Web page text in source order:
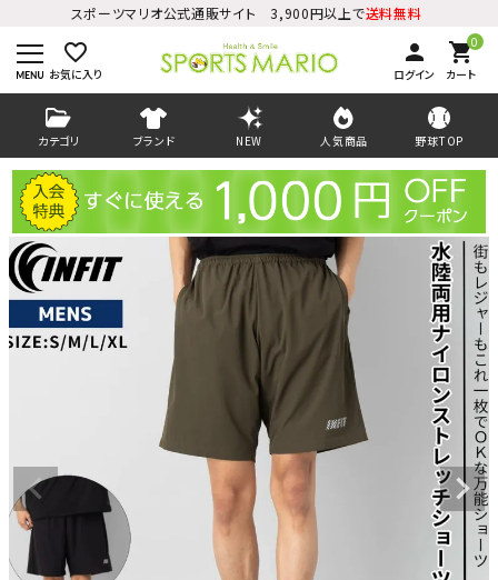
スポーツマリオ公式通販サイト 3,900円以上で送料無料
favorite_border
お気に入り
person
ログイン
0
shopping_cart
カート
カテゴリ ブランド NEW 人気商品 野球TOP
ログイン 会員登録
ようこそ ゲスト 様
検索
商品が見つからない方はこちら